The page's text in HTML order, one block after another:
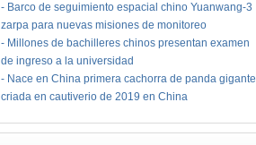
- Barco de seguimiento espacial chino Yuanwang-3
zarpa para nuevas misiones de monitoreo
- Millones de bachilleres chinos presentan examen
de ingreso a la universidad
- Nace en China primera cachorra de panda gigante
criada en cautiverio de 2019 en China